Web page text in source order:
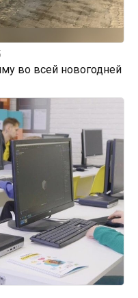
во всей новогодней